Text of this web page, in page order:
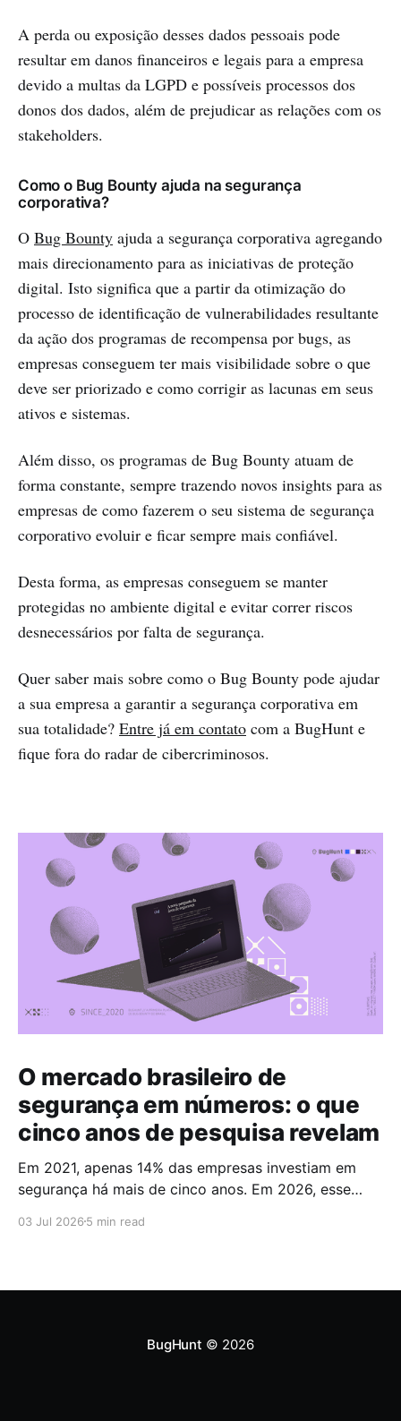
A perda ou exposição desses dados pessoais pode
resultar em danos financeiros e legais para a empresa
devido a multas da LGPD e possíveis processos dos
donos dos dados, além de prejudicar as relações com os
stakeholders.
Como o Bug Bounty ajuda na segurança
corporativa?
O Bug Bounty ajuda a segurança corporativa agregando
mais direcionamento para as iniciativas de proteção
digital. Isto significa que a partir da otimização do
processo de identificação de vulnerabilidades resultante
da ação dos programas de recompensa por bugs, as
empresas conseguem ter mais visibilidade sobre o que
deve ser priorizado e como corrigir as lacunas em seus
ativos e sistemas.
Além disso, os programas de Bug Bounty atuam de
forma constante, sempre trazendo novos insights para as
empresas de como fazerem o seu sistema de segurança
corporativo evoluir e ficar sempre mais confiável.
Desta forma, as empresas conseguem se manter
protegidas no ambiente digital e evitar correr riscos
desnecessários por falta de segurança.
Quer saber mais sobre como o Bug Bounty pode ajudar
a sua empresa a garantir a segurança corporativa em
sua totalidade? Entre já em contato com a BugHunt e
fique fora do radar de cibercriminosos.
O mercado brasileiro de
segurança em números: o que
cinco anos de pesquisa revelam
Em 2021, apenas 14% das empresas investiam em
segurança há mais de cinco anos. Em 2026, esse
para que a maioria do mercado cruzasse a fronteira
histórica conduzida pela
03 Jul 2026 5 min read
BugHunt © 2026